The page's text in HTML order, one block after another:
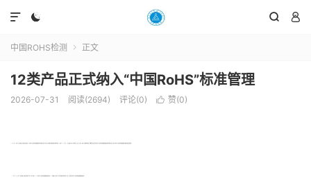
  

中国ROHS检测  正文
12类产品正式纳入“中国RoHS”标准管理
2026-07-31 阅读(2694) 评论(0)  赞(0)